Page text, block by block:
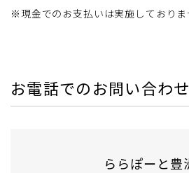
※現金でのお支払いは実施しておりま
お電話でのお問い合わ
ららぽーと豊